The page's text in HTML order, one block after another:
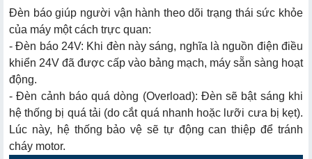
Đèn báo giúp người vận hành theo dõi trạng thái sức khỏe
của máy một cách trực quan:
- Đèn báo 24V: Khi đèn này sáng, nghĩa là nguồn điện điều
khiển 24V đã được cấp vào bảng mạch, máy sẵn sàng hoạt
động.
- Đèn cảnh báo quá dòng (Overload): Đèn sẽ bật sáng khi
hệ thống bị quá tải (do cắt quá nhanh hoặc lưỡi cưa bị kẹt).
Lúc này, hệ thống bảo vệ sẽ tự động can thiệp để tránh
cháy motor.